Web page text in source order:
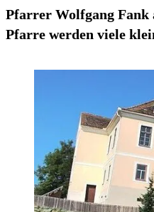
Pfarrer Wolfgang Fank
Pfarre werden viele